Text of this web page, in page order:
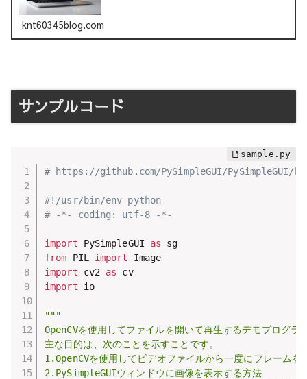
knt60345blog.com
サンプルコード
# https://github.com/PySimpleGUI/PySimpleGUI/
#!/usr/bin/env python
# -*- coding: utf-8 -*-
import PySimpleGUI as
from PIL import
import cv2 as
cv
import io
"""
OpenCVを使用してファイルを開いて再生するデモプログラ
主な目的は、次のことを示すことです。
1.OpenCVを使用してビデオファイルから一度にフレームを
2.PySimpleGUIウィンドウに画像を表示する方法